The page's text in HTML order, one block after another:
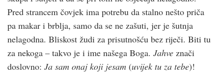
Pred strancem čovjek ima potrebu da stalno nešto priča
pa makar i brblja, samo da se ne zašuti, jer je šutnja
nelagodna. Bliskost žudi za prisutnošću bez riječi. Biti tu
za nekoga – takvo je i ime našega Boga. Jahve znači
doslovno: Ja sam onaj koji jesam (uvijek tu za tebe)!